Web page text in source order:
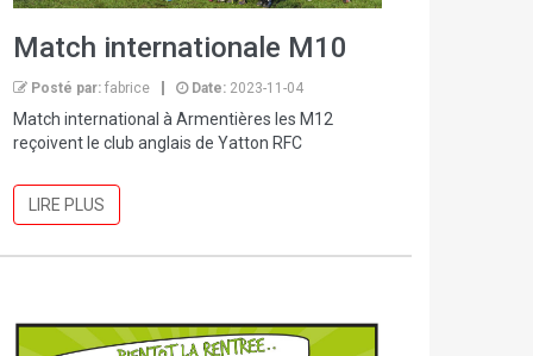
Match internationale M10
Posté par: fabrice Date: 2023-11-04
Match international à Armentières les M12
reçoivent le club anglais de Yatton RFC
LIRE PLUS